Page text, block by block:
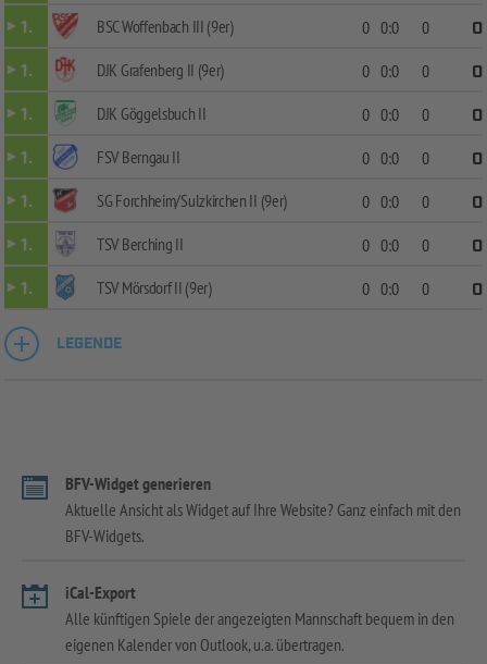
1. BSC Woffenbach III (9er) 0 0:0 0
0
1.
DJK Grafenberg II (9er) 0 0:0 0
0
1.
DJK Göggelsbuch II 0 0:0 0
0
1.
FSV Berngau II 0 0:0 0
0
1.
SG Forchheim/Sulzkirchen II (9er) 0 0:0 0
0
1.
TSV Berching II 0 0:0 0
0
1.
TSV Mörsdorf II (9er) 0 0:0 0 0
LEGENDE
BFV-Widget generieren
Aktuelle Ansicht als Widget auf Ihre Website? Ganz einfach mit den
BFV-Widgets.
iCal-Export
Alle künftigen Spiele der angezeigten Mannschaft bequem in den
eigenen Kalender von Outlook, u.a. übertragen.